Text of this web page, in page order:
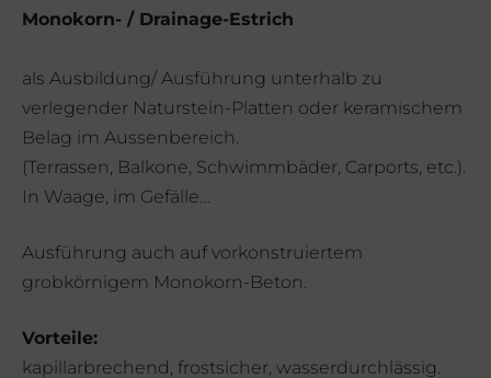
Monokorn- / Drainage-Estrich
als Ausbildung/ Ausführung unterhalb zu
verlegender Naturstein-Platten oder keramischem
Belag im Aussenbereich.
(Terrassen, Balkone, Schwimmbäder, Carports, etc.).
In Waage, im Gefälle…
Ausführung auch auf vorkonstruiertem
grobkörnigem Monokorn-Beton.
Vorteile:
kapillarbrechend, frostsicher, wasserdurchlässig.